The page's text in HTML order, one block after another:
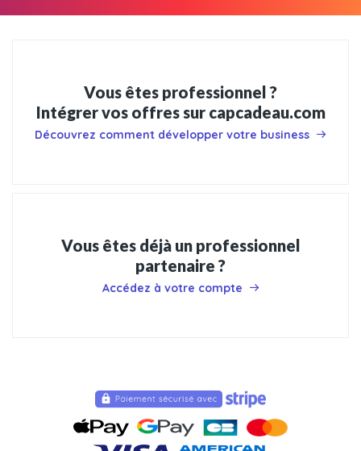
Vous êtes professionnel ?
Intégrer vos offres sur capcadeau.com
Découvrez comment développer votre business
Vous êtes déjà un professionnel
partenaire ?
Accédez à votre compte